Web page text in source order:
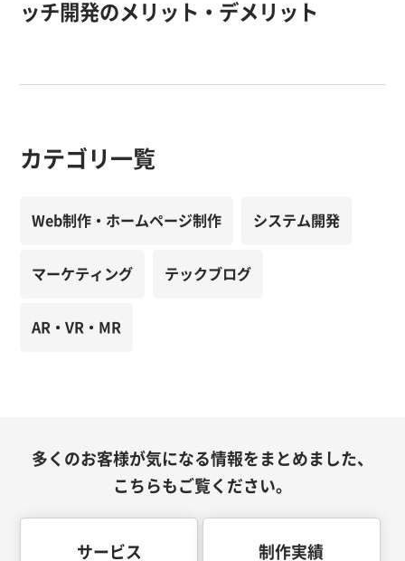
ッチ開発のメリット・デメリット
カテゴリ一覧
Web制作・ホームページ制作 システム開発
マーケティング テックブログ
AR・VR・MR
多くのお客様が気になる情報をまとめました、
こちらもご覧ください。
サービス 制作実績